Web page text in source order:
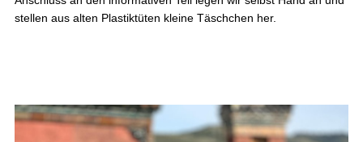
stellen aus alten Plastiktüten kleine Täschchen her.